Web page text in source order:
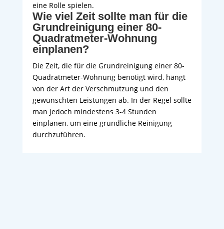
eine Rolle spielen.
Wie viel Zeit sollte man für die
Grundreinigung einer 80-
Quadratmeter-Wohnung
einplanen?
Die Zeit, die für die Grundreinigung einer 80-
Quadratmeter-Wohnung benötigt wird, hängt
von der Art der Verschmutzung und den
gewünschten Leistungen ab. In der Regel sollte
man jedoch mindestens 3-4 Stunden
einplanen, um eine gründliche Reinigung
durchzuführen.